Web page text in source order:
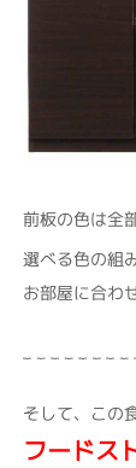
前板の色は全
選べる色の組
お部屋に合わ
そして、この
フードス